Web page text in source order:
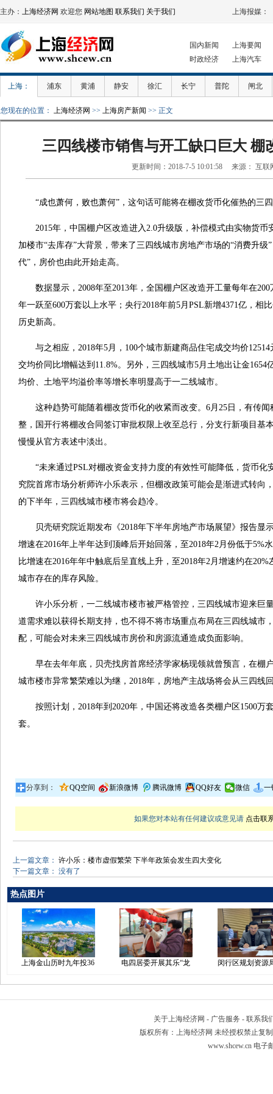
主办： 上海经济网 欢迎您 网站地图 联系我们 关于我们 上海报媒：
上海要闻
国内新闻
上海汽车
时政经济
上海： 浦东 黄浦 静安 徐汇 长宁 普陀 闸北
您现在的位置： 上海经济网 >> 上海房产新闻 >> 正文
三四线楼市销售与开工缺口巨大 棚
更新时间：2018-7-5 10:01:58 来源： 互联
“成也萧何，败也萧何”，这句话可能将在棚改货币化催热的三
2015年，中国棚户区改造进入2.0升级版，补偿模式由实物货币
加楼市“去库存”大背景，带来了三四线城市房地产市场的“消费升级
代”，房价也由此开始走高。
数据显示，2008年至2013年，全国棚户区改造开工量每年在200
年一跃至600万套以上水平；央行2018年前5月PSL新增4371亿，相
历史新高。
与之相应，2018年5月，100个城市新建商品住宅成交均价12514
交均价同比增幅达到11.8%。另外，三四线城市5月土地出让金1654
均价、土地平均溢价率等增长率明显高于一二线城市。
这种趋势可能随着棚改货币化的收紧而改变。6月25日，有传闻
整，国开行将棚改合同签订审批权限上收至总行，分支行新项目基
慢慢从官方表述中淡出。
“未来通过PSL对棚改资金支持力度的有效性可能降低，货币化
究院首席市场分析师许小乐表示，但棚改政策可能会是渐进式转向
的下半年，三四线城市楼市将会趋冷。
贝壳研究院近期发布《2018年下半年房地产市场展望》报告显
增速在2016年上半年达到顶峰后开始回落，至2018年2月份低于5%
比增速在2016年年中触底后呈直线上升，至2018年2月增速约在
城市存在的库存风险。
许小乐分析，一二线城市楼市被严格管控，三四线城市迎来巨
道需求难以获得长期支持，也不得不将市场重点布局在三四线城市
配，可能会对未来三四线城市房价和房源流通造成负面影响。
早在去年年底，贝壳找房首席经济学家杨现领就曾预言，在棚
城市楼市异常繁荣难以为继，2018年，房地产主战场将会从三四线
按照计划，2018年到2020年，中国还将改造各类棚户区1500万
套。
分享到： QQ空间 新浪微博 腾讯微博 QQ好友 微信 一
如果您对本站有任何建议或意见请 点击联
上一篇文章： 许小乐：楼市虚假繁荣 下半年政策会发生四大变化
下一篇文章： 没有了
热点图片
上海金山历时九年投36 电四居委开展其乐“龙 闵行区规划资源
关于上海经济网 - 广告服务 - 联系我
版权所有：上海经济网 未经授权禁止复制
www.shcew.cn 电子